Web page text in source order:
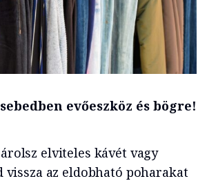
evőeszköz és bögre!
elviteles kávét vagy
vissza az eldobható poharakat